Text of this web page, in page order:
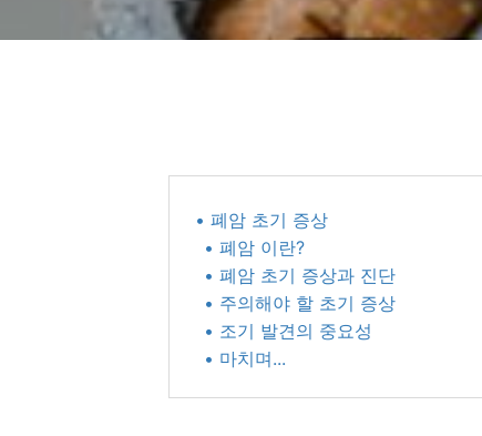
• 폐암 초기 증상
• 폐암 이란?
• 폐암 초기 증상과 진단
• 주의해야 할 초기 증상
• 조기 발견의 중요성
• 마치며...